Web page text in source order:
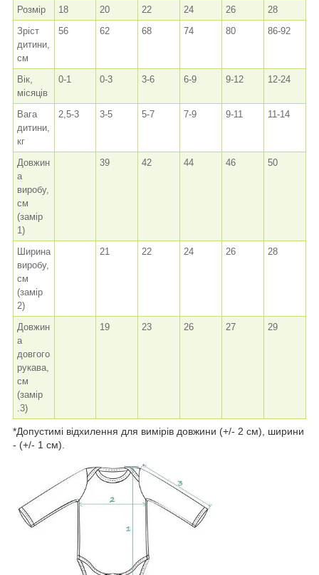
Розмір 18 20 22 24 26
28
Зріст
дитини,
см
56 62 68 74 80 86-92
Вік,
місяців
0-1 0-3 3-6 6-9 9-12 12-24
Вага
дитини,
кг
2,5-3 3-5 5-7 7-9 9-11 11-14
Довжин
а
виробу,
см
(замір
1)
39 42 44 46 50
Ширина
виробу,
см
(замір
2)
21 22 24 26 28
Довжин
а
довгого
рукава,
см
(замір
.3)
19 23 26 27 29
*Допустимі відхилення для вимірів довжини (+/- 2 см), ширини
- (+/- 1 см).